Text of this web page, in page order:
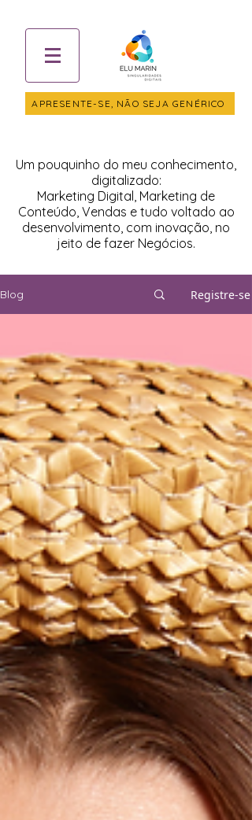
APRESENTE-SE, NÃO SEJA GENÉRICO
Um pouquinho do meu conhecimento,
digitalizado:
Marketing Digital, Marketing de
Conteúdo, Vendas e tudo voltado ao
desenvolvimento, com inovação, no
jeito de fazer Negócios.
Blog Registre-se